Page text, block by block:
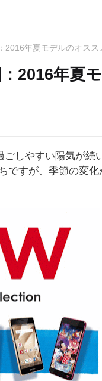
2016年夏モデルのオス
2016年夏
しやすい陽気が続
ですが、季節の変